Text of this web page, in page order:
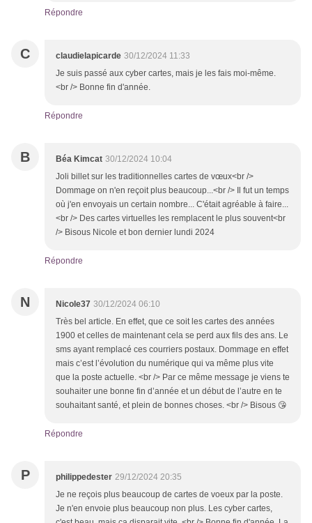
Répondre
C claudielapicarde 30/12/2024 11:33
Je suis passé aux cyber cartes, mais je les fais moi-même.
<br /> Bonne fin d'année.
Répondre
B Béa Kimcat 30/12/2024 10:04
Joli billet sur les traditionnelles cartes de vœux<br />
Dommage on n'en reçoit plus beaucoup...<br /> Il fut un temps
où j'en envoyais un certain nombre... C'était agréable à faire...
<br /> Des cartes virtuelles les remplacent le plus souvent<br
/> Bisous Nicole et bon dernier lundi 2024
Répondre
N Nicole37 30/12/2024 06:10
Très bel article. En effet, que ce soit les cartes des années
1900 et celles de maintenant cela se perd aux fils des ans. Le
sms ayant remplacé ces courriers postaux. Dommage en effet
mais c’est l’évolution du numérique qui va même plus vite
que la poste actuelle. <br /> Par ce même message je viens te
souhaiter une bonne fin d’année et un début de l’autre en te
souhaitant santé, et plein de bonnes choses. <br /> Bisous 😘
Répondre
P philippedester 29/12/2024 20:35
Je ne reçois plus beaucoup de cartes de voeux par la poste.
Je n'en envoie plus beaucoup non plus. Les cyber cartes,